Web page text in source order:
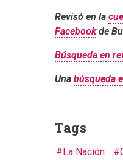
Revisó en la
Facebookde
Búsqueda en
Una búsqueda
Tags
La Nación